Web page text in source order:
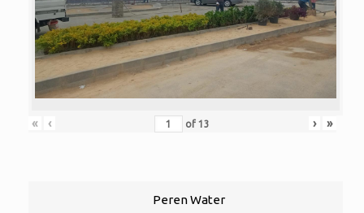
« ‹ of 13 › »
Peren Water